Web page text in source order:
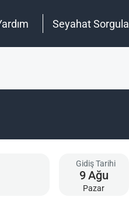
Seyahat Sorgula
Gidiş Tarihi
9Ağu
Pazar